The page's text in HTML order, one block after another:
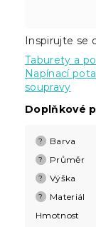
Inspirujte se
Taburety a
Napínací
soupravy
Doplňkové
? Barva
? Průměr
? Výška
? Materiál
Hmotnost